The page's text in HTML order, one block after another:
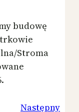
budowę
Stroma
Następny